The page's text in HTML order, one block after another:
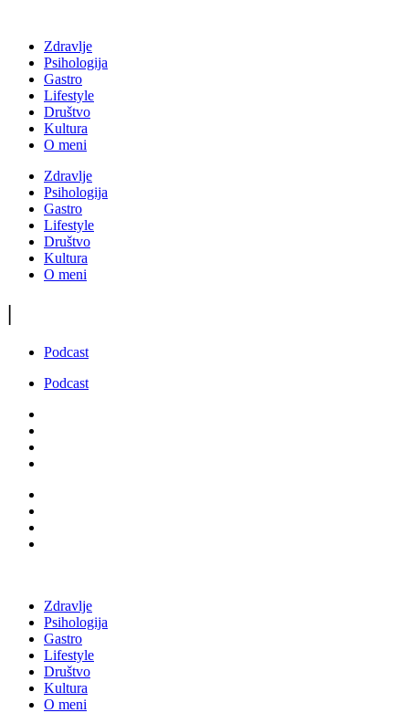
Zdravlje
Psihologija
Gastro
Lifestyle
Društvo
Kultura
O meni
Zdravlje
Psihologija
Gastro
Lifestyle
Društvo
Kultura
O meni
|
Podcast
Podcast
Zdravlje
Psihologija
Gastro
Lifestyle
Društvo
Kultura
O meni